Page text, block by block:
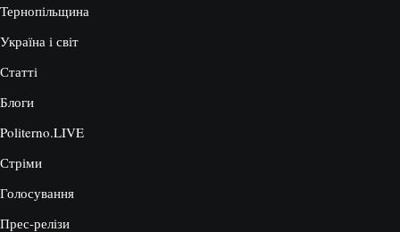
Тернопільщина
Україна і світ
Статті
Блоги
Politerno.LIVE
Стріми
Голосування
Прес-релізи